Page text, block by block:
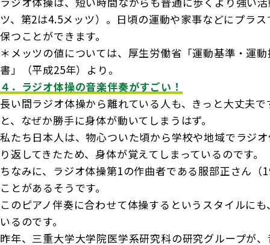
ツ、第2は4.5メッツ）。日頃の運動や家事などにプラ
保つことができます。
＊メッツの値については、厚生労働省「運動基準・運
書」（平成25年）より。
４．ラジオ体操の音楽伴奏がすごい！
長い間ラジオ体操から離れている人も、きっと大丈夫
と、なぜか勝手に身体が動いてしまうはず。
私たち日本人は、物心ついた頃から学校や地域でラジ
り返してきたため、身体が覚えてしまっているのです。
ちなみに、ラジオ体操第1の作曲者である服部正さん（
ことがあるそうです。
このピアノ伴奏に合わせて体操するというスタイルに
いるのです。
昨年、三重大学大学院医学系研究科の研究グループが